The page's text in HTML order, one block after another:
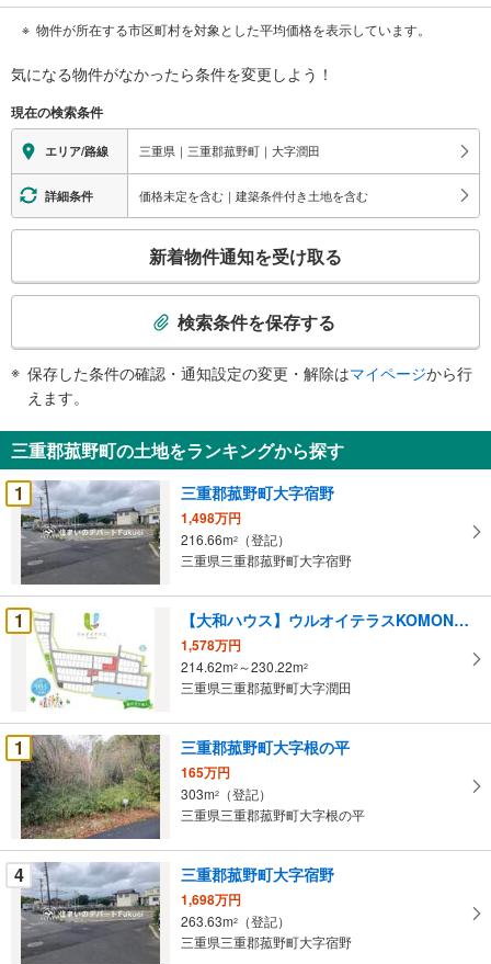
物件が所在する市区町村を対象とした平均価格を表示しています。
気になる物件がなかったら条件を変更しよう！
現在の検索条件
エリア/路線 三重県｜三重郡菰野町｜大字潤田
詳細条件 価格未定を含む｜建築条件付き土地を含む
検
知
を
受
け
取
る
・
条
件
ペ
ー
ジ
に
保
存
す
る
新着物件通知を受け取る
検索条件を保存する
保存した条件の確認・通知設定の変更・解除はマイページから行
えます。
三重郡菰野町の土地をランキングから探す
1
三重郡菰野町大字宿野
1,498万円
216.66m2
（登記）
三重県三重郡菰野町大字宿野
1 【大和ハウス】ウルオイテラスKOMONO （建築条件付宅地分譲）
1,578万円
214.62m2 ～230.22m2
三重県三重郡菰野町大字潤田
1 三重郡菰野町大字根の平
165万円
303m2
（登記）
三重県三重郡菰野町大字根の平
4 三重郡菰野町大字宿野
1,698万円
263.63m2
（登記）
三重県三重郡菰野町大字宿野